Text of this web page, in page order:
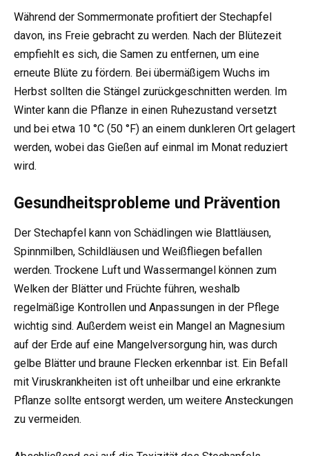
Während der Sommermonate profitiert der Stechapfel
davon, ins Freie gebracht zu werden. Nach der Blütezeit
empfiehlt es sich, die Samen zu entfernen, um eine
erneute Blüte zu fördern. Bei übermäßigem Wuchs im
Herbst sollten die Stängel zurückgeschnitten werden. Im
Winter kann die Pflanze in einen Ruhezustand versetzt
und bei etwa 10 °C (50 °F) an einem dunkleren Ort gelagert
werden, wobei das Gießen auf einmal im Monat reduziert
wird.
Gesundheitsprobleme und Prävention
Der Stechapfel kann von Schädlingen wie Blattläusen,
Spinnmilben, Schildläusen und Weißfliegen befallen
werden. Trockene Luft und Wassermangel können zum
Welken der Blätter und Früchte führen, weshalb
regelmäßige Kontrollen und Anpassungen in der Pflege
wichtig sind. Außerdem weist ein Mangel an Magnesium
auf der Erde auf eine Mangelversorgung hin, was durch
gelbe Blätter und braune Flecken erkennbar ist. Ein Befall
mit Viruskrankheiten ist oft unheilbar und eine erkrankte
Pflanze sollte entsorgt werden, um weitere Ansteckungen
zu vermeiden.